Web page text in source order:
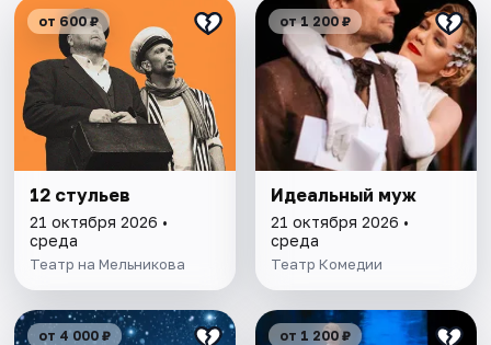
от 600 ₽
12 стульев
21 октября 2026 •
среда
Театр на Мельникова
от 1 200 ₽
Идеальный муж
21 октября 2026 •
среда
Театр Комедии
от 4 000 ₽ от 1 200 ₽